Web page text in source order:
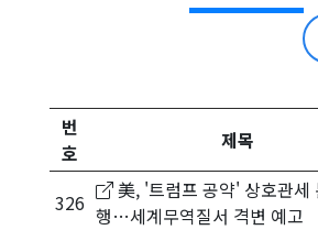
번
호
제목
326
美, '트럼프 공약' 상호관세
행…세계무역질서 격변 예고